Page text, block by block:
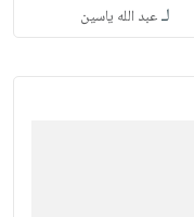
لـعبد الله ياسين